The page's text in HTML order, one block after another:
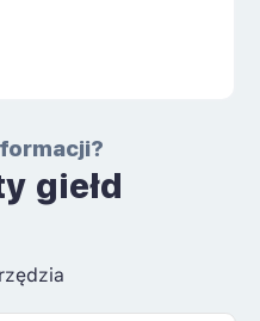
giełd